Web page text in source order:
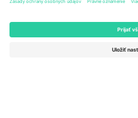
Newark, Delaware 19713, United
States